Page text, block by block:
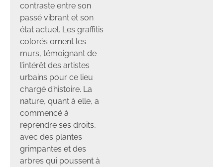
contraste entre son
passé vibrant et son
état actuel. Les graffitis
colorés ornent les
murs, témoignant de
l’intérêt des artistes
urbains pour ce lieu
chargé d’histoire. La
nature, quant à elle, a
commencé à
reprendre ses droits,
avec des plantes
grimpantes et des
arbres qui poussent à